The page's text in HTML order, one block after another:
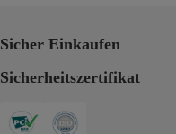
Sicher Einkaufen
Sicherheitszertifikat